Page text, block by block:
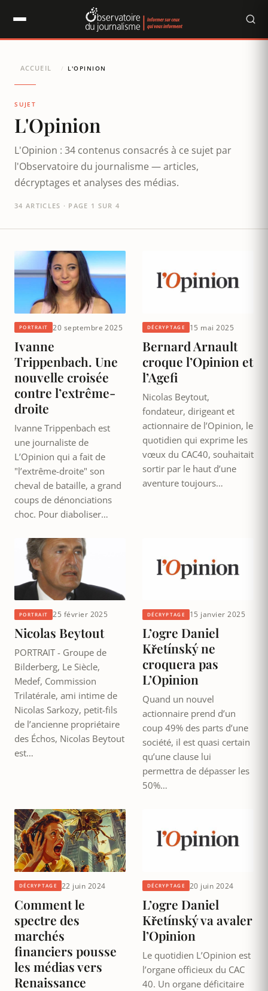
ACCUEIL / L'OPINION
SUJET
L'Opinion
L'Opinion : 34 contenus consacrés à ce sujet par
l'Observatoire du journalisme — articles,
décryptages et analyses des médias.
34 ARTICLES · PAGE 1 SUR 4
PORTRAIT 20 septembre 2025
Ivanne
Trippenbach. Une
nouvelle croisée
contre l’extrême-
droite
Ivanne Trippenbach est
une journaliste de
L’Opinion qui a fait de
"l’extrême-droite" son
cheval de bataille, a grand
coups de dénonciations
choc. Pour diaboliser…
DÉCRYPTAGE 15 mai 2025
Bernard Arnault
croque l’Opinion et
l’Agefi
Nicolas Beytout,
fondateur, dirigeant et
actionnaire de l’Opinion, le
quotidien qui exprime les
vœux du CAC40, souhaitait
sortir par le haut d’une
aventure toujours…
PORTRAIT 25 février 2025
Nicolas Beytout
PORTRAIT - Groupe de
Bilderberg, Le Siècle,
Medef, Commission
Trilatérale, ami intime de
Nicolas Sarkozy, petit-fils
de l’ancienne propriétaire
des Échos, Nicolas Beytout
est…
DÉCRYPTAGE 15 janvier 2025
L’ogre Daniel
Křetínský ne
croquera pas
L’Opinion
Quand un nouvel
actionnaire prend d’un
coup 49% des parts d’une
société, il est quasi certain
qu’une clause lui
permettra de dépasser les
50%…
DÉCRYPTAGE 22 juin 2024
Comment le
spectre des
marchés
financiers pousse
les médias vers
Renaissance
DÉCRYPTAGE 20 juin 2024
L’ogre Daniel
Křetínský va avaler
l’Opinion
Le quotidien L’Opinion est
l’organe officieux du CAC
40. Un organe déficitaire
Panneau de gestion des cookies